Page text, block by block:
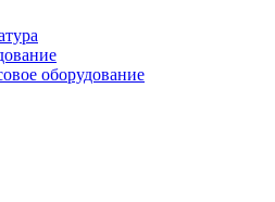
оборудование